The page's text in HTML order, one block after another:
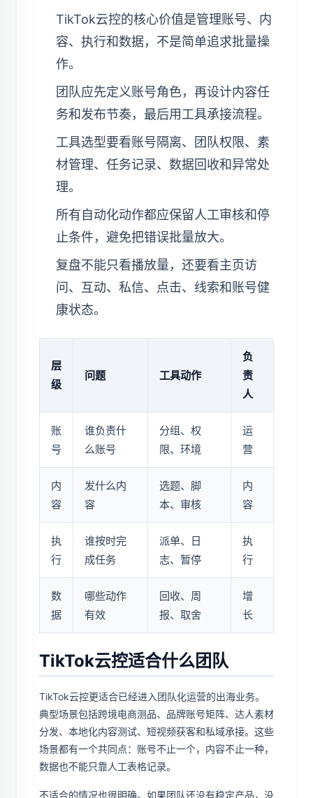
TikTok云控的核心价值是管理账号、内
容、执行和数据，不是简单追求批量操
作。
团队应先定义账号角色，再设计内容任
务和发布节奏，最后用工具承接流程。
工具选型要看账号隔离、团队权限、素
材管理、任务记录、数据回收和异常处
理。
所有自动化动作都应保留人工审核和停
止条件，避免把错误批量放大。
复盘不能只看播放量，还要看主页访
问、互动、私信、点击、线索和账号健
康状态。
层
级
问题 工具动作
负
责
人
账
号
谁负责什
么账号
分组、权
限、环境
运
营
内
容
发什么内
容
选题、脚
本、审核
内
容
执
行
谁按时完
成任务
派单、日
志、暂停
执
行
数
据
哪些动作
有效
回收、周
报、取舍
增
长
TikTok云控适合什么团队
TikTok云控更适合已经进入团队化运营的出海业务。
典型场景包括跨境电商测品、品牌账号矩阵、达人素材
分发、本地化内容测试、短视频获客和私域承接。这些
场景都有一个共同点：账号不止一个，内容不止一种，
数据也不能只靠人工表格记录。
不适合的情况也很明确。如果团队还没有稳定产品，没